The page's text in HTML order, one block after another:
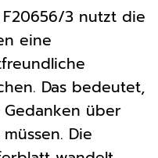
F20656/3 nutzt die
eine
Das bedeutet,
über
Die